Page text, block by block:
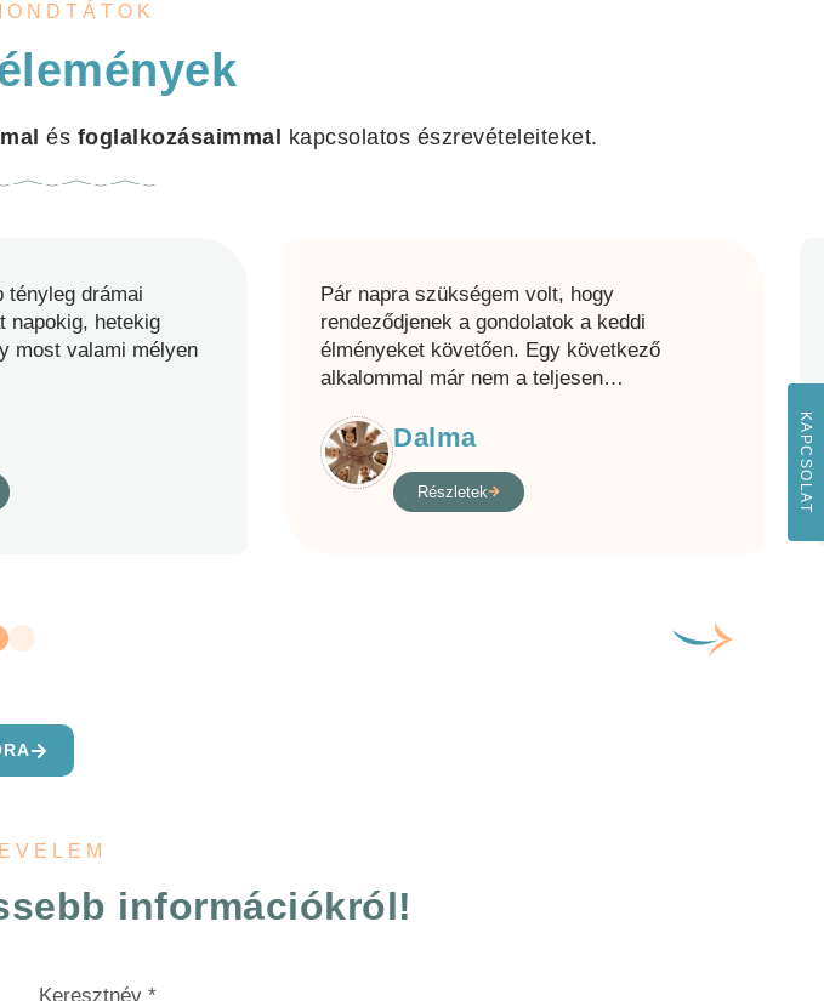
KAPCSOLAT
és foglalkozásaimmal kapcsolatos észrevételeiteket.
tényleg drámai
napokig, hetekig
most valami mélyen
Pár napra szükségem volt, hogy
rendeződjenek a gondolatok a keddi
élményeket követően. Egy következő
alkalommal már nem a teljesen…
Dalma
Részletek
információkról!